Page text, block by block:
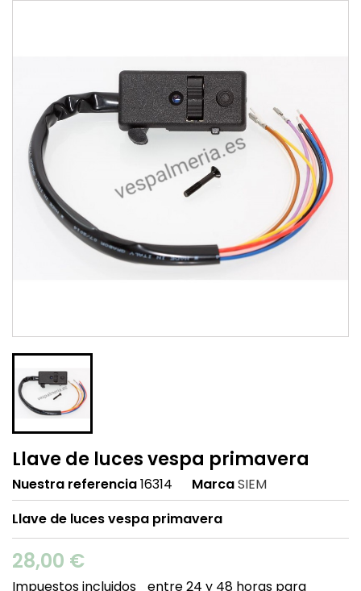
Llave de luces vespa primavera
Nuestra referencia16314 MarcaSIEM
Llave de luces vespa primavera
28,00 €
Impuestos incluidos
entre 24 y 48 horas para